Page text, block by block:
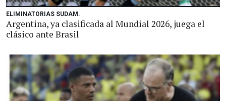
ELIMINATORIAS SUDAM.
Argentina, ya clasificada al Mundial 2026, juega el
clásico ante Brasil